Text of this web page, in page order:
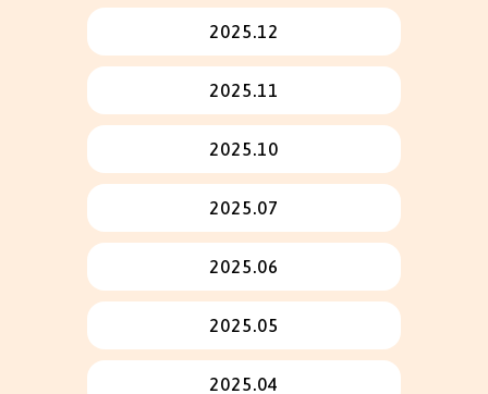
2025.12
2025.11
2025.10
2025.07
2025.06
2025.05
2025.04